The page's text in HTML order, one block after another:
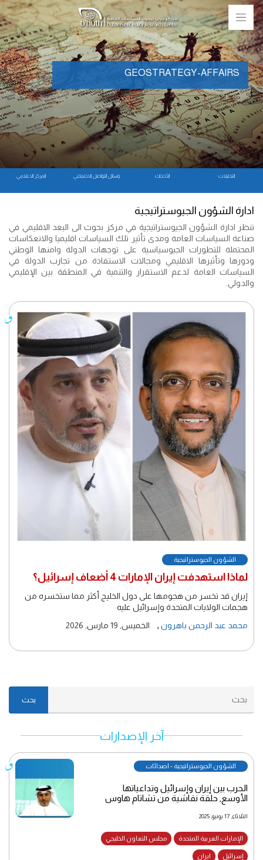
المركز الاعلامي وسائل التواصل الاجتماعي الأحداث التحليلات
GEOSTRATEGY-AFFAIRS
ادارة الشؤون الجيوستراتيجية
تنظر ادارة الشؤون الجيوستراتيجية في مركز بحوث الى البعد الاقليمي في
صناعة السياسات العامة ومدى تأثير تلك السياسات اقليميا والانعكاسات
المحتملة للتطورات الجيوسياسية على توجهات الدولة وامنها الوطني
ودورها وتأثيرها الاقليمي ومجالات الاستفادة من تجارب الدولة في
السياسات العامة لدعم الاستقرار والتنمية في المنطقة بين الإقليمي
والدولي.
الشؤون الجيوستراتيجية
لماذا استهدفت إيران الإمارات 4 أضعاف إسرائيل؟
إيران قد تخسر من هجومها على دول الخليج أكثر مما ستخسره من
هجمات الولايات المتحدة وإسرائيل عليه
محمد عبد الرحمن باهرون , الخميس, 19 مارس, 2026
بحث
آخر الإصدارات
الشؤون الجيوستراتيجية - اصدائات
الحرب بين إيران وإسرائيل وتداعياتها
الأوسع, حلقة نقاشية من تشاتام هاوس
الثلاثاء, 17 يونيو, 2025
الإمارات العربية المتحدة مجلس التعاون الخليجي
إسرائيل ايران